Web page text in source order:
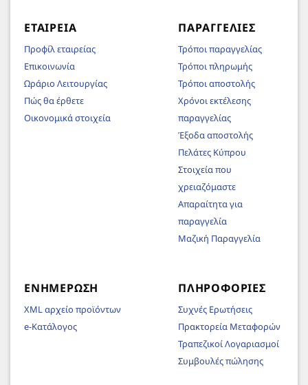
ΕΤΑΙΡΕΊΑ
Προφίλ εταιρείας
Επικοινωνία
Ωράριο Λειτουργίας
Πώς θα έρθετε
Οικονομικά στοιχεία
ΠΑΡΑΓΓΕΛΊΕΣ
Τρόποι παραγγελίας
Τρόποι πληρωμής
Τρόποι αποστολής
Χρόνοι εκτέλεσης
παραγγελίας
Έξοδα αποστολής
Πελάτες Κύπρου
Στοιχεία που
χρειαζόμαστε
Απαραίτητα για
παραγγελία
Μαζική Παραγγελία
ΕΝΗΜΈΡΩΣΗ
XML αρχείο προϊόντων
e-Κατάλογος
ΠΛΗΡΟΦΟΡΊΕΣ
Συχνές Ερωτήσεις
Πρακτορεία Μεταφορών
Τραπεζικοί Λογαριασμοί
Συμβουλές πώλησης